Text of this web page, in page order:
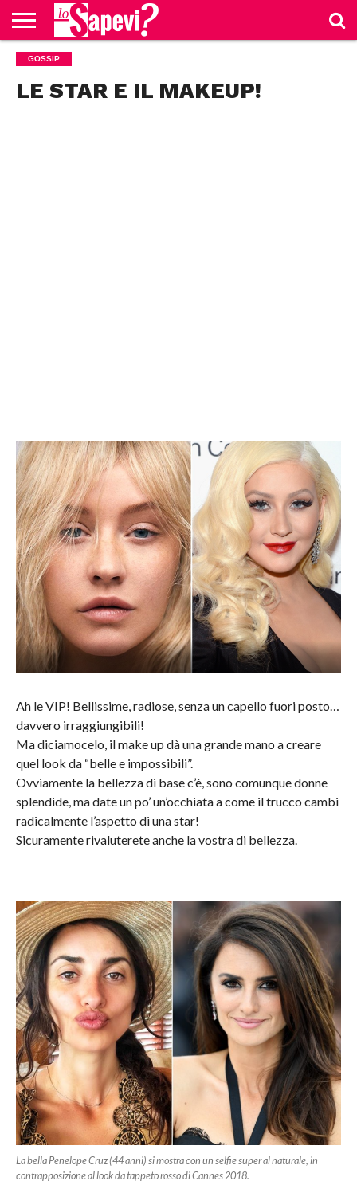
CURIOSITÀ
BENESSERE
GOSSIP
PRODOTTI
NEWS
CASA E
GOSSIP
LE STAR E IL MAKEUP!
Ah le VIP! Bellissime, radiose, senza un capello fuori posto…
davvero irraggiungibili!
Ma diciamocelo, il make up dà una grande mano a creare
quel look da “belle e impossibili”.
Ovviamente la bellezza di base c’è, sono comunque donne
splendide, ma date un po’ un’occhiata a come il trucco cambi
radicalmente l’aspetto di una star!
Sicuramente rivaluterete anche la vostra di bellezza.
La bella Penelope Cruz (44 anni) si mostra con un selfie super al naturale, in
contrapposizione al look da tappeto rosso di Cannes 2018.